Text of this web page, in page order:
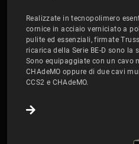
Realizzate in tecnopolimero
cornice in acciaio verniciato a
pulite ed essenziali, firmate
ricarica della Serie BE-D sono la
Sono equipaggiate con un cavo
CHAdeMO oppure di due cavi
CCS2 e CHAdeMO.